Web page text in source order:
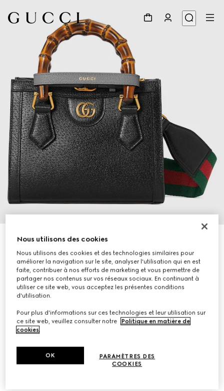
À personnaliser avec vos initiales
Cabas Gucci Diana petit format
€ 3.000
Déclinaisons cuir noir
Nous utilisons des cookies
Nous utilisons des cookies et des technologies similaires pour
améliorer la navigation sur le site, analyser l'utilisation qui en est
faite, contribuer à nos efforts de marketing et vous permettre de
partager nos contenus sur vos réseaux sociaux. En continuant à
utiliser ce site web, vous acceptez les présentes conditions
d'utilisation.
Pour plus d'informations sur ces technologies et leur utilisation sur
ce site web, veuillez consulter notre
Politique en matière de
cookies.
PARAMÈTRES DES
COOKIES
OK